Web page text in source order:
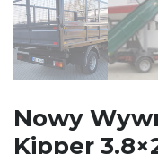
Nowy
Kipper